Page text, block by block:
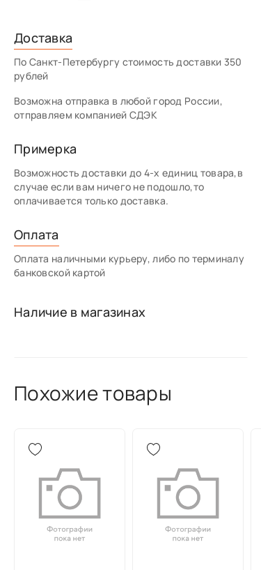
Доставка
По Санкт-Петербургу стоимость доставки 350
рублей
Возможна отправка в любой город России,
отправляем компанией СДЭК
Примерка
Возможность доставки до 4-х единиц товара,в
случае если вам ничего не подошло,то
оплачивается только доставка.
Оплата
Оплата наличными курьеру, либо по терминалу
банковской картой
Наличие в магазинах
Похожие товары